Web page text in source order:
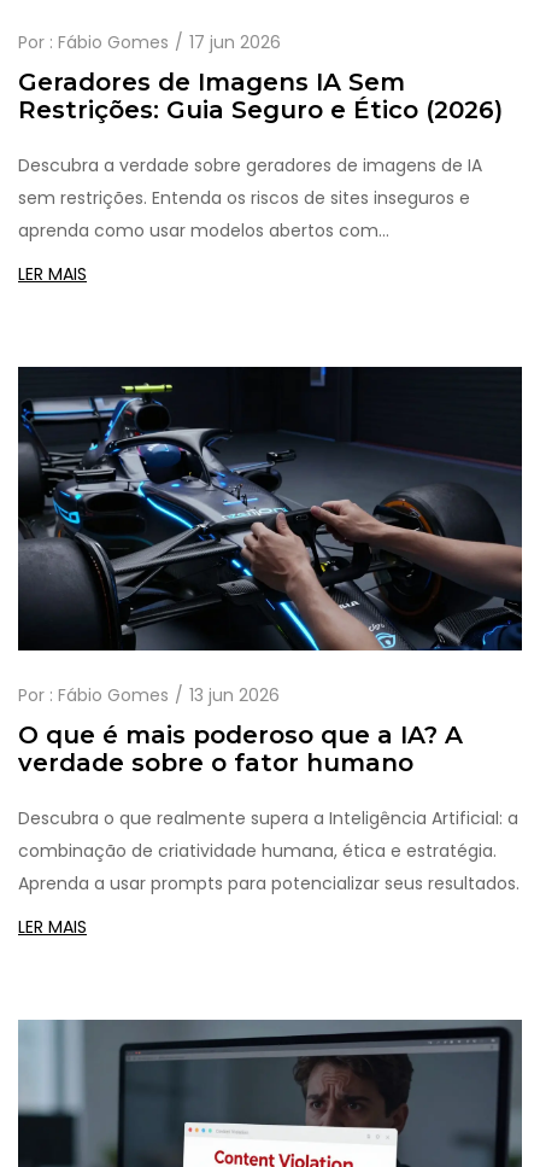
Por : Fábio Gomes 17 jun 2026
Geradores de Imagens IA Sem
Restrições: Guia Seguro e Ético (2026)
Descubra a verdade sobre geradores de imagens de IA
sem restrições. Entenda os riscos de sites inseguros e
aprenda como usar modelos abertos com
responsabilidade.
LER MAIS
Por : Fábio Gomes 13 jun 2026
O que é mais poderoso que a IA? A
verdade sobre o fator humano
Descubra o que realmente supera a Inteligência Artificial: a
combinação de criatividade humana, ética e estratégia.
Aprenda a usar prompts para potencializar seus resultados.
LER MAIS